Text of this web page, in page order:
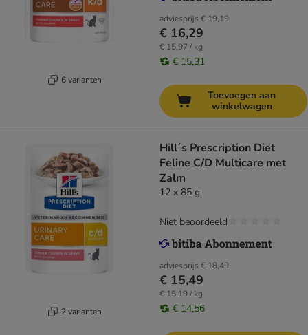
6 varianten
adviesprijs € 19,19
€ 16,29
€ 15,97 / kg
€ 15,31
Toevoegen aan
winkelwagen
2 varianten
Hill´s Prescription Diet
Feline C/D Multicare met
Zalm
12 x 85 g
adviesprijs € 18,49
€ 15,49
€ 15,19 / kg
€ 14,56
Niet beoordeeld